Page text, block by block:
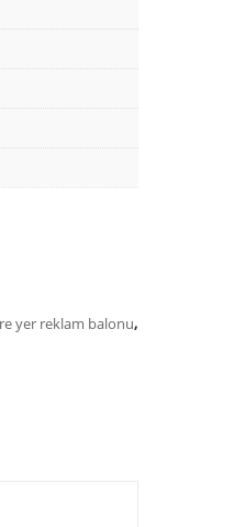
yer reklam balonu,